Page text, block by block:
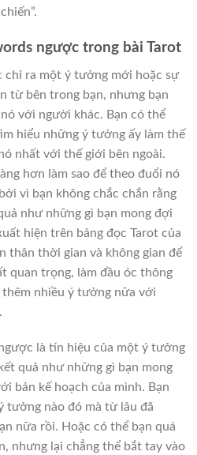
ngược trong bài Tarot
chỉ ra một ý tưởng mới hoặc sự
từ bên trong bạn, nhưng bạn
với người khác. Bạn có thể
hiểu những ý tưởng ấy làm thế
nhất với thế giới bên ngoài.
hơn làm sao để theo đuổi nó
vì bạn không chắc chắn rằng
như những gì bạn mong đợi
hiện trên bảng đọc Tarot của
thân thời gian và không gian để
quan trọng, làm đầu óc thông
thêm nhiều ý tưởng nữa với
là tín hiệu của một ý tưởng
quả như những gì bạn mong
bản kế hoạch của mình. Bạn
tưởng nào đó mà từ lâu đã
nữa rồi. Hoặc có thể bạn quá
nhưng lại chẳng thể bắt tay vào